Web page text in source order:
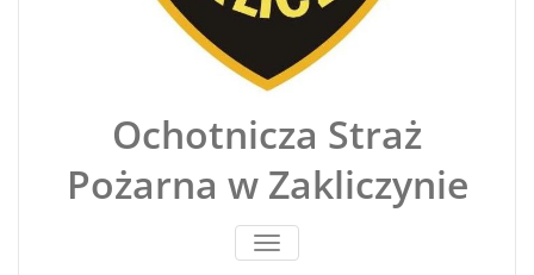
Ochotnicza Straż
Pożarna w Zakliczynie
TOGGLE
NAVIGATION